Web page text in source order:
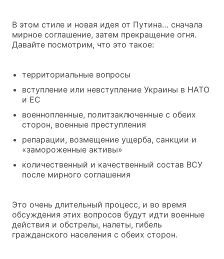
В этом стиле и новая идея от Путина… сначала
мирное соглашение, затем прекращение огня.
Давайте посмотрим, что это такое:
территориальные вопросы
вступление или невступление Украины в НАТО
и ЕС
военнопленные, политзаключенные с обеих
сторон, военные преступления
репарации, возмещение ущерба, санкции и
«замороженные активы»
количественный и качественный состав ВСУ
после мирного соглашения
Это очень длительный процесс, и во время
обсуждения этих вопросов будут идти военные
действия и обстрелы, налеты, гибель
гражданского населения с обеих сторон.